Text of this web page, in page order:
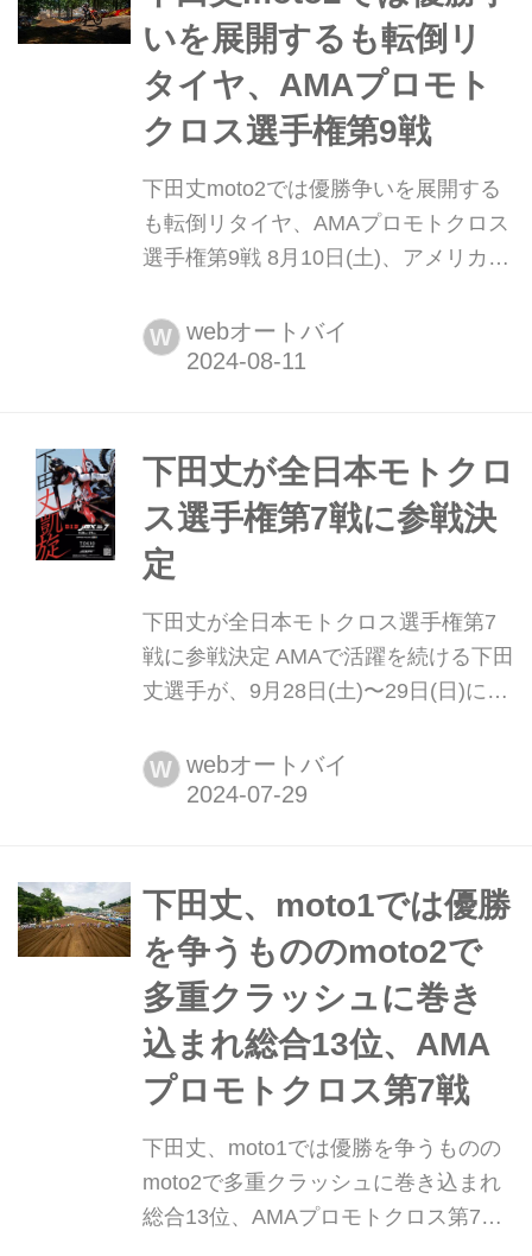
いを展開するも転倒リ
タイヤ、AMAプロモト
クロス選手権第9戦
下田丈moto2では優勝争いを展開する
も転倒リタイヤ、AMAプロモトクロス
選手権第9戦 8月10日(土)、アメリカの
にて、AMAプロモトクロス選手権第9
戦が開催されました。 3週間のインタ
ワシューガルにて3-3の総合3位を獲得
し、ランキング5番手で残り3戦を迎え
る...
W webオートバイ
下田丈が全日本モトクロ
ス選手権第7戦に参戦決
定
下田丈が全日本モトクロス選手権第7
戦に参戦決定 AMAで活躍を続ける下田
丈選手が、9月28日(土)〜29日(日)に行
7戦TOKIO INKARAMI Super
Motocrossに参戦することが公表され
発表のため、続...
W webオートバイ
下田丈、moto1では優勝
を争うもののmoto2で
多重クラッシュに巻き
込まれ総合13位、AMA
プロモトクロス第7戦
下田丈、moto1では優勝を争うものの
moto2で多重クラッシュに巻き込まれ
総合13位、AMAプロモトクロス第7戦